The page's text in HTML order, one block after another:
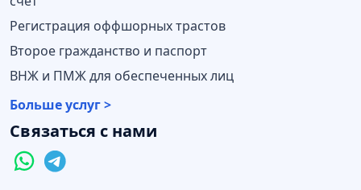
Регистрация оффшорных трастов
Второе гражданство и паспорт
ВНЖ и ПМЖ для обеспеченных лиц
Больше услуг >
Связаться с нами